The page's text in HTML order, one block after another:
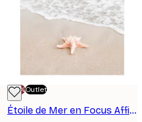
-70%Outlet
Étoile de Mer en Focus Affiche